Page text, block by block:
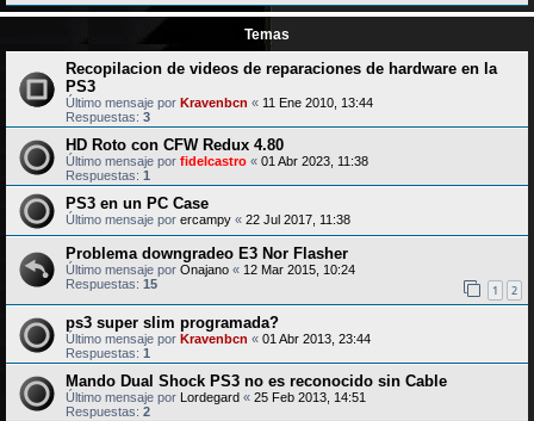
Temas
Recopilacion de videos de reparaciones de hardware en la
PS3
Último mensaje por Kravenbcn « 11 Ene 2010, 13:44
Respuestas: 3
HD Roto con CFW Redux 4.80
Último mensaje por fidelcastro « 01 Abr 2023, 11:38
Respuestas: 1
PS3 en un PC Case
Último mensaje por ercampy « 22 Jul 2017, 11:38
Problema downgradeo E3 Nor Flasher
Último mensaje por Onajano « 12 Mar 2015, 10:24
Respuestas: 15 1 2
ps3 super slim programada?
Último mensaje por Kravenbcn « 01 Abr 2013, 23:44
Respuestas: 1
Mando Dual Shock PS3 no es reconocido sin Cable
Último mensaje por Lordegard « 25 Feb 2013, 14:51
Respuestas: 2